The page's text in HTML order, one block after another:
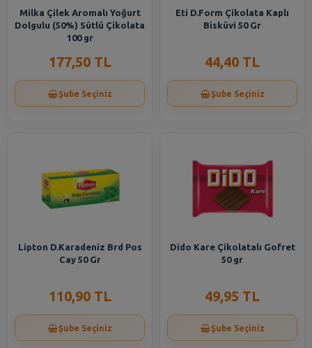
Milka Çilek Aromalı Yoğurt
Dolgulu (50%) Sütlü Çikolata
100 gr
177,50 TL
Şube Seçiniz
Eti D.Form Çikolata Kaplı
Bisküvi 50 Gr
44,40 TL
Şube Seçiniz
Lipton D.Karadeniz Brd Pos
Cay 50 Gr
110,90 TL
Şube Seçiniz
Dido Kare Çikolatalı Gofret
50 gr
49,95 TL
Şube Seçiniz